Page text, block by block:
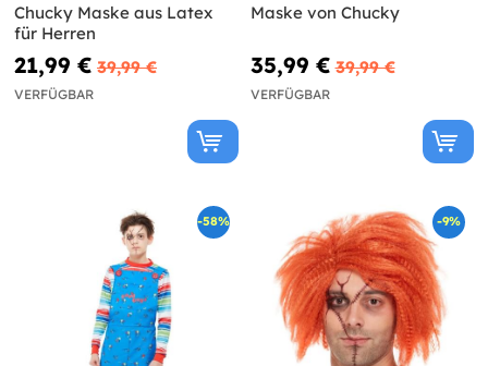
Chucky Maske aus Latex
für Herren
21,99 € 39,99 €
VERFÜGBAR
Maske von Chucky
35,99 € 39,99 €
VERFÜGBAR
-58% -9%